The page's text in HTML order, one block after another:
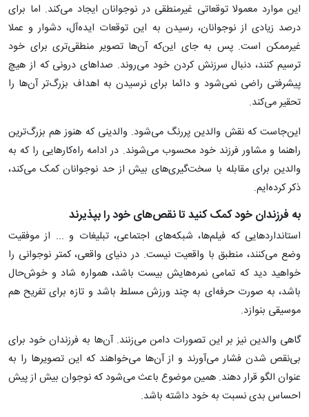
این موارد معمولا توقعاتی غیرمنطقی در نوجوانان ایجاد می‌کند. اما برای
درصد زیادی از نوجوانان، رسیدن به این توقعات ایده‌آل، دشوار و عملا
غیرممکن است. پس به جای این‌که آن‌ها تصویر منطقی‌تری برای خود
ترسیم کنند، دنبال سرزنش کردن خود می‌روند. صداهای درونی که از هیچ
پیشرفتی راضی نمی‌شود و دائما برای نرسیدن به اهداف بزرگ‌تر آن‌ها را
تحقیر می‌کند.
این‌جاست که نقش والدین پررنگ می‌شود. والدینی که هنوز هم بزرگ‌ترین
راهنما و مشاور فرزند خود محسوب می‌شوند. در ادامه راه‌کارهایی را که به
والدین برای مقابله با سخت‌گیری‌های بیش از حد نوجوانان کمک می‌کند،
ذکر کرده‌ایم.
به فرزندان خود کمک کنید تا نقص‌های خود را بپذیرند
استانداردهایی که فیلم‌ها، شبکه‌های اجتماعی، تبلیغات و ... از موفقیت
وضع می‌کنند، منطبق با واقعیت نیست. در دنیای واقعی، کمتر نوجوانی را
خواهید دید که تمامی نمره‌هایش بیست باشد، همواره شاد و خوش‌حال
باشد، به صورت حرفه‌ای به چند ورزش مسلط باشد و تازه برای تفریح هم
موسیقی بنوازد.
گاهی والدین نیز بر این تصورات دامن می‌زنند. آن‌ها به فرزندان خود برای
بی‌نقص شدن فشار می‌آورند و از آن‌ها می‌خواهند که این تصویرها را به
عنوان الگو قرار دهند. همین موضوع باعث می‌شود که نوجوان بیش از پیش
احساس بدی نسبت به خود داشته باشد.